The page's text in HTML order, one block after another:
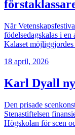
När
födelsedagskalas i
Kalaset möjliggjordes
18 april, 2026
Karl Dyall
Den prisade
Stenastiftelsen
Högskolan för scen